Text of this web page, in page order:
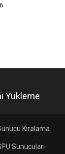
Yükleme
Kiralama
Sunucuları